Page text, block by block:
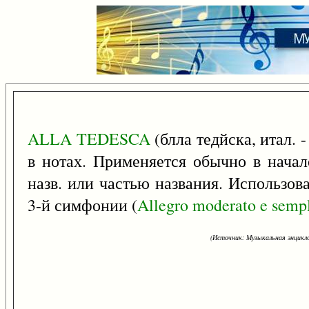
ALLA TEDESCA(блла тедйска, итал.
в нотах. Применяется обычно в
назв. или частью названия.
3-й симфонии (Allegromoderatoe
(Источник: Музыкальная